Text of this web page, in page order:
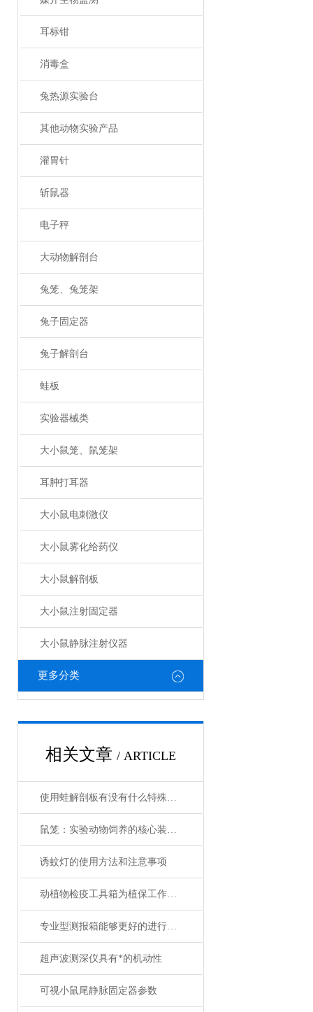
耳标钳
消毒盒
兔热源实验台
其他动物实验产品
灌胃针
斩鼠器
电子秤
大动物解剖台
兔笼、兔笼架
兔子固定器
兔子解剖台
蛙板
实验器械类
大小鼠笼、鼠笼架
耳肿打耳器
大小鼠电刺激仪
大小鼠雾化给药仪
大小鼠解剖板
大小鼠注射固定器
大小鼠静脉注射仪器
更多分类
相关文章 / ARTICLE
使用蛙解剖板有没有什么特殊的注意事项
鼠笼：实验动物饲养的核心装备与技术演进
诱蚊灯的使用方法和注意事项
动植物检疫工具箱为植保工作人员提供了众多适用的工具
专业型测报箱能够更好的进行测报调查工作
超声波测深仪具有*的机动性
可视小鼠尾静脉固定器参数